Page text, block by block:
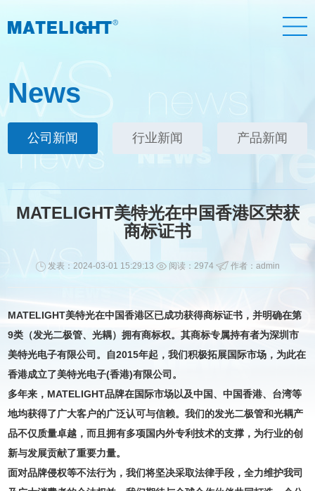
News
公司新闻 行业新闻 产品新闻
MATELIGHT美特光在中国香港区荣获
商标证书
发表：2024-03-01 15:29:13 阅读：2974 作者：admin
MATELIGHT美特光在中国香港区已成功获得商标证书，并明确在第
9类（发光二极管、光耦）拥有商标权。其商标专属持有者为深圳市
美特光电子有限公司。自2015年起，我们积极拓展国际市场，为此在
香港成立了美特光电子(香港)有限公司。
多年来，MATELIGHT品牌在国际市场以及中国、中国香港、台湾等
地均获得了广大客户的广泛认可与信赖。我们的发光二极管和光耦产
品不仅质量卓越，而且拥有多项国内外专利技术的支撑，为行业的创
新与发展贡献了重要力量。
面对品牌侵权等不法行为，我们将坚决采取法律手段，全力维护我司